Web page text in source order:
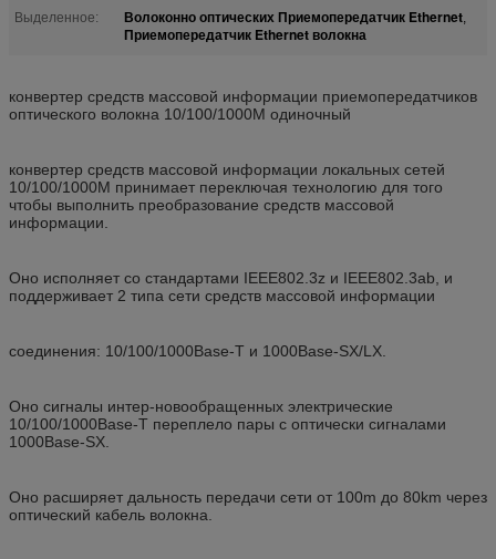
Выделенное: Волоконно оптических Приемопередатчик Ethernet,
Приемопередатчик Ethernet волокна
конвертер средств массовой информации приемопередатчиков
оптического волокна 10/100/1000M одиночный
конвертер средств массовой информации локальных сетей
10/100/1000M принимает переключая технологию для того
чтобы выполнить преобразование средств массовой
информации.
Оно исполняет со стандартами IEEE802.3z и IEEE802.3ab, и
поддерживает 2 типа сети средств массовой информации
соединения: 10/100/1000Base-T и 1000Base-SX/LX.
Оно сигналы интер-новообращенных электрические
10/100/1000Base-T переплело пары с оптически сигналами
1000Base-SX.
Оно расширяет дальность передачи сети от 100m до 80km через
оптический кабель волокна.